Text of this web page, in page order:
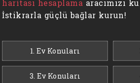
haritası hesaplama aracımızı
İstikrarla güçlü bağlar kurun!
1. Ev Konuları
3. Ev Konuları